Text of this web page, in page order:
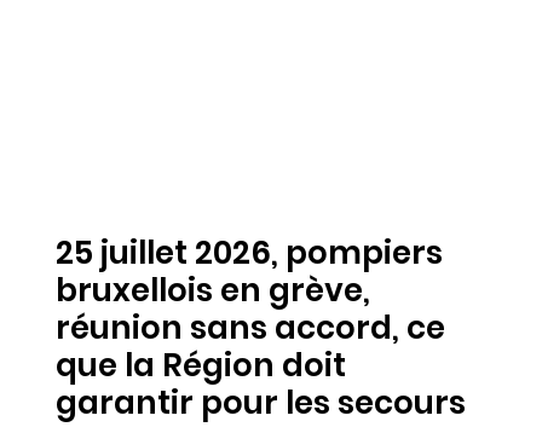
25 juillet 2026, pompiers
bruxellois en grève,
réunion sans accord, ce
que la Région doit
garantir pour les secours